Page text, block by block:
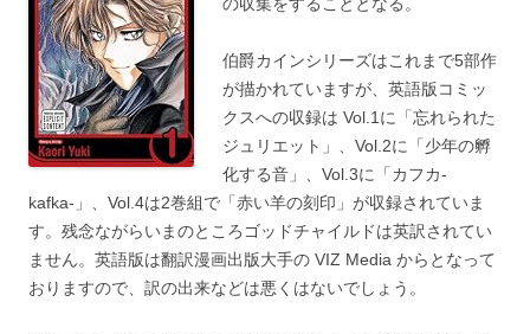
伯爵カインシリーズはこれまで5部作
が描かれていますが、英語版コミッ
クスへの収録は Vol.1に「忘れられた
ジュリエット」、Vol.2に「少年の孵
化する音」、Vol.3に「カフカ-
kafka-」、Vol.4は2巻組で「赤い羊の刻印」が収録されていま
す。残念ながらいまのところゴッドチャイルドは英訳されてい
ません。英語版は翻訳漫画出版大手の VIZ Media からとなって
おりますので、訳の出来などは悪くはないでしょう。